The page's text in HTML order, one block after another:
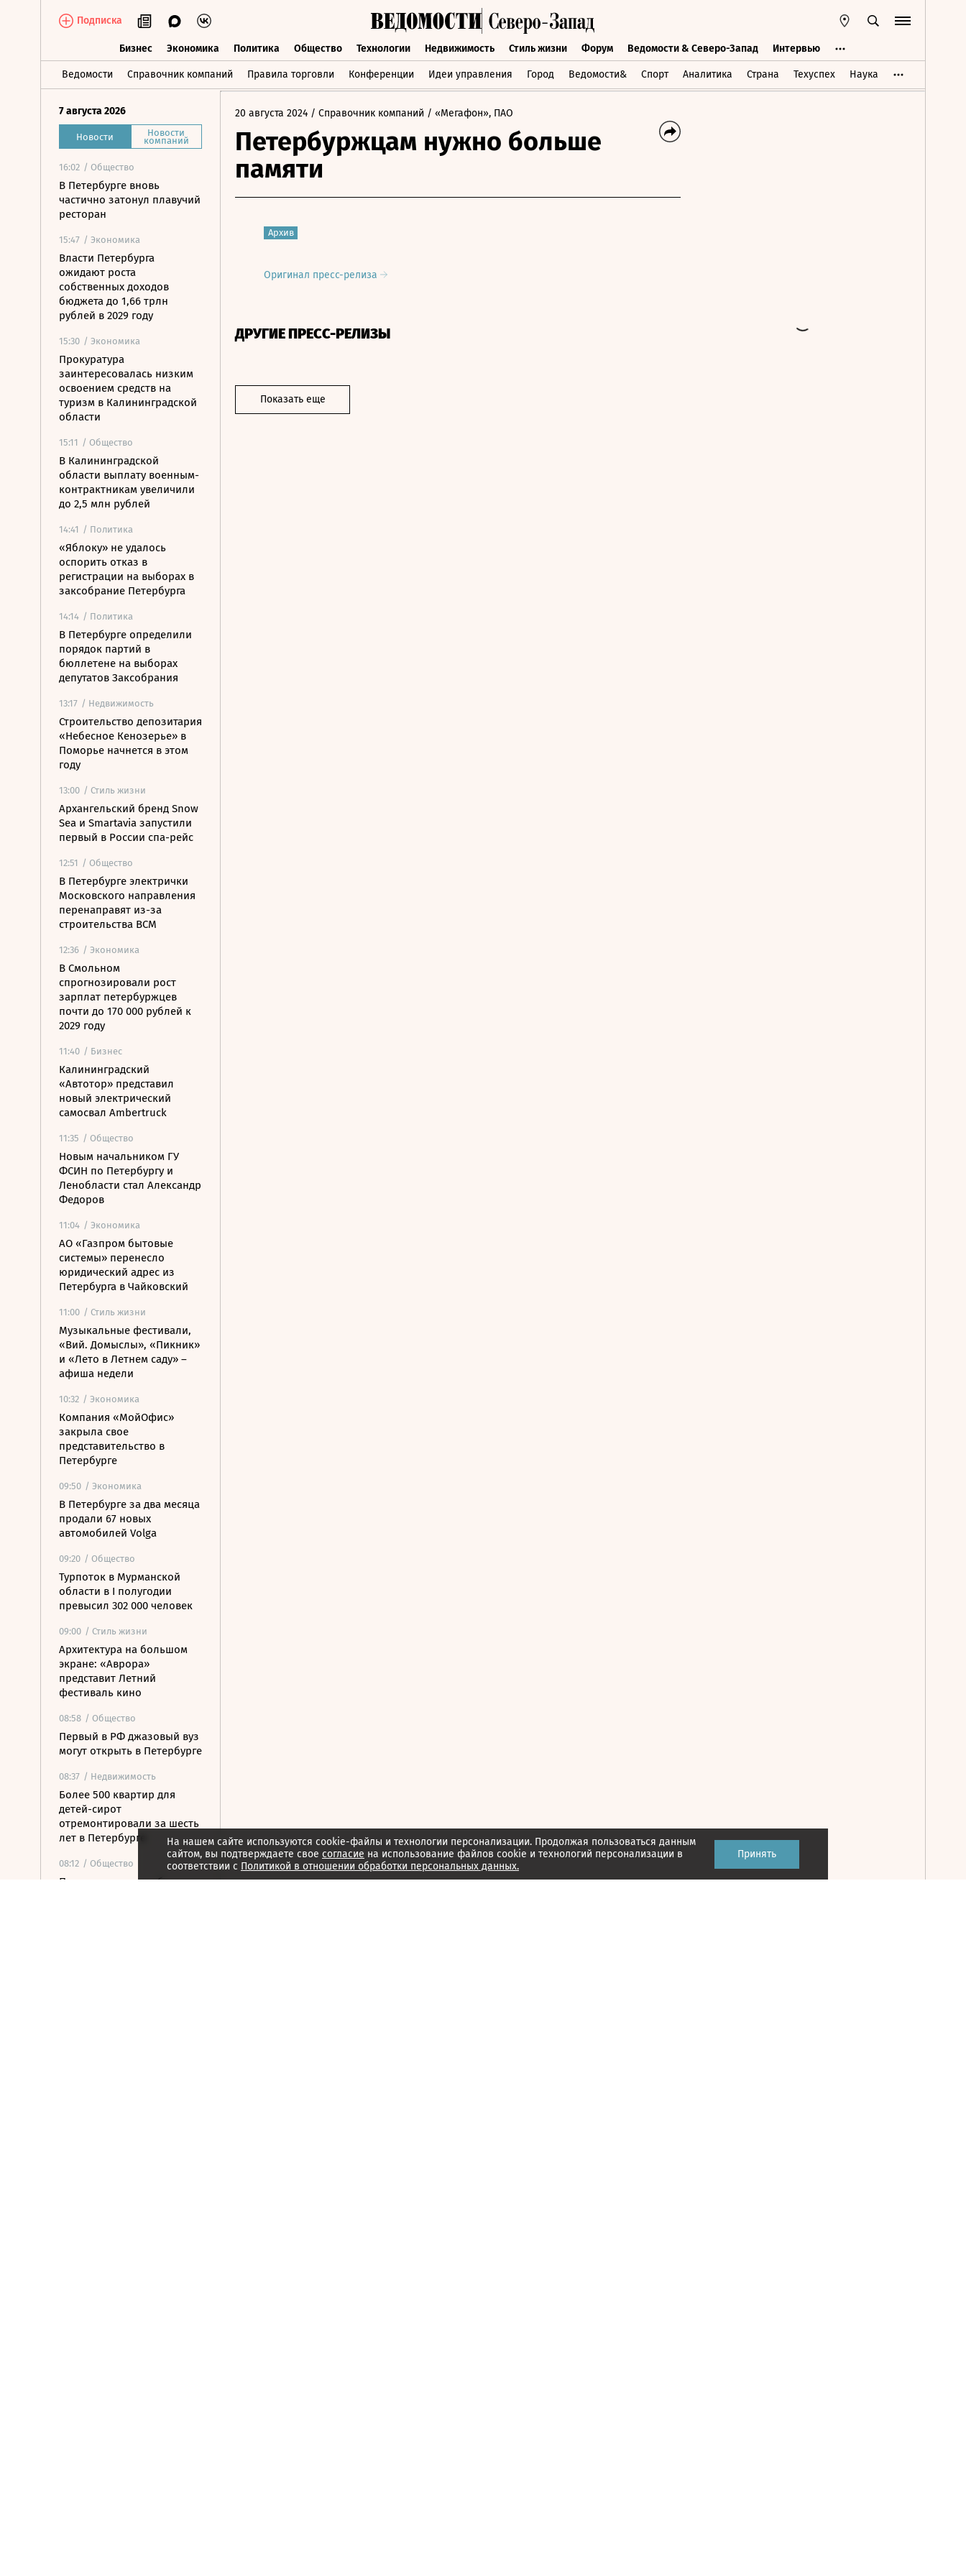
Подписка
Бизнес Экономика Политика Общество Технологии Недвижимость Стиль жизни Форум Ведомости & Северо-Запад Интервью
Ведомости Справочник компаний Правила торговли Конференции Идеи управления Город Ведомости& Спорт Аналитика Страна Техуспех Наука
Бизнес Экономика Политика Общество Технологии Недвижимость Стиль жизни Форум Ведомости & Северо-Запад Интервью
7 августа 2026
Новости Новости
компаний
16:02 / Общество
В Петербурге вновь
частично затонул плавучий
ресторан
15:47 / Экономика
Власти Петербурга
ожидают роста
собственных доходов
бюджета до 1,66 трлн
рублей в 2029 году
15:30 / Экономика
Прокуратура
заинтересовалась низким
освоением средств на
туризм в Калининградской
области
15:11 / Общество
В Калининградской
области выплату военным-
контрактникам увеличили
до 2,5 млн рублей
14:41 / Политика
«Яблоку» не удалось
оспорить отказ в
регистрации на выборах в
заксобрание Петербурга
14:14 / Политика
В Петербурге определили
порядок партий в
бюллетене на выборах
депутатов Заксобрания
13:17 / Недвижимость
Строительство депозитария
«Небесное Кенозерье» в
Поморье начнется в этом
году
13:00 / Стиль жизни
Архангельский бренд Snow
Sea и Smartavia запустили
первый в России спа-рейс
12:51 / Общество
В Петербурге электрички
Московского направления
перенаправят из-за
строительства ВСМ
12:36 / Экономика
В Смольном
спрогнозировали рост
зарплат петербуржцев
почти до 170 000 рублей к
2029 году
11:40 / Бизнес
Калининградский
«Автотор» представил
новый электрический
самосвал Ambertruck
11:35 / Общество
Новым начальником ГУ
ФСИН по Петербургу и
Ленобласти стал Александр
Федоров
11:04 / Экономика
АО «Газпром бытовые
системы» перенесло
юридический адрес из
Петербурга в Чайковский
11:00 / Стиль жизни
Музыкальные фестивали,
«Вий. Домыслы», «Пикник»
и «Лето в Летнем саду» –
афиша недели
10:32 / Экономика
Компания «МойОфис»
закрыла свое
представительство в
Петербурге
09:50 / Экономика
В Петербурге за два месяца
продали 67 новых
автомобилей Volga
09:20 / Общество
Турпоток в Мурманской
области в I полугодии
превысил 302 000 человек
09:00 / Стиль жизни
Архитектура на большом
экране: «Аврора»
представит Летний
фестиваль кино
08:58 / Общество
Первый в РФ джазовый вуз
могут открыть в Петербурге
08:37 / Недвижимость
Более 500 квартир для
детей-сирот
отремонтировали за шесть
лет в Петербурге
08:12 / Общество
Прокуратура потребовала
20 августа 2024 / Справочник компаний / «Мегафон», ПАО
Петербуржцам нужно больше
памяти
Архив
Оригинал пресс-релиза
ДРУГИЕ ПРЕСС-РЕЛИЗЫ
Показать еще
На нашем сайте используются cookie-файлы и технологии персонализации. Продолжая пользоваться данным
сайтом, вы подтверждаете свое согласие на использование файлов cookie и технологий персонализации в
соответствии с Политикой в отношении обработки персональных данных.
Принять